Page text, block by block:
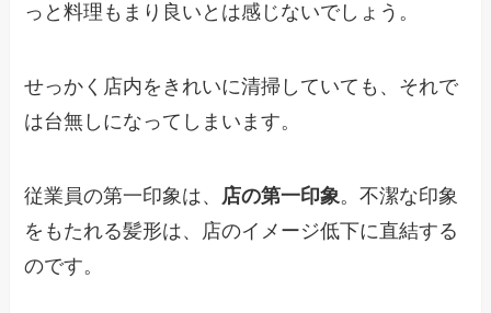
っと料理もまり良いとは感じないでしょう。
せっかく店内をきれいに清掃していても、それで
は台無しになってしまいます。
従業員の第一印象は、 店の第一印象。不潔な印象
をもたれる髪形は、店のイメージ低下に直結する
のです。